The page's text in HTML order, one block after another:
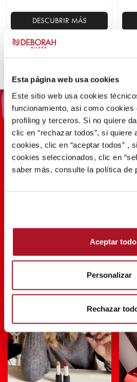
Esta página web usa cookies
Este sitio web usa cookies
funcionamiento, asi como cookies
profiling y terceros. Si no quiere
clic en “rechazar todos”, si quiere
cookies, clic en “aceptar todos” ,
cookies seleccionados, clic en
saber más, consulte la política de
Aceptar
Personalizar
Rechazar
DESCUBRIR MÁS
variantes.
Las
opciones
se
pueden
elegir
en
la
100 AÑOS DE
DESCUBRIR
SHARE THE BEAUTY